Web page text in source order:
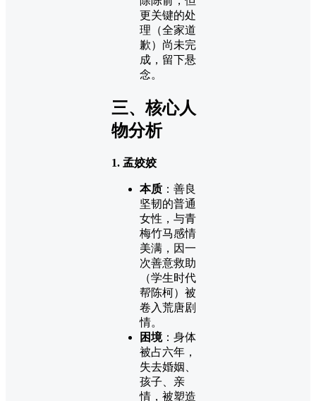
更关键的处
理（全家道
歉）尚未完
成，留下悬
念。
三、核心人
物分析
1. 孟姣姣
本质 ：善良
坚韧的普通
女性，与青
梅竹马感情
美满，因一
次善意救助
（学生时代
帮陈柯）被
卷入荒唐剧
情。
困境：身体
被占六年，
失去婚姻、
孩子、亲
情，被塑造